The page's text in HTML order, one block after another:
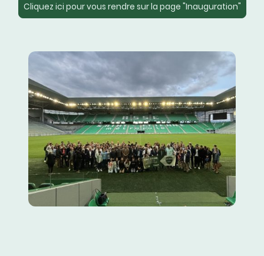
Cliquez ici pour vous rendre sur la page "Inauguration"